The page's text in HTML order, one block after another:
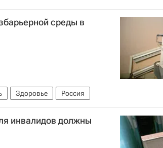
среды в
Здоровье Россия
инвалидов должны